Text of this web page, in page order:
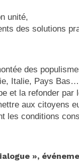
unité,
des solutions
des
Italie, Pays
et la refonder
aux citoyens
les conditions
»,